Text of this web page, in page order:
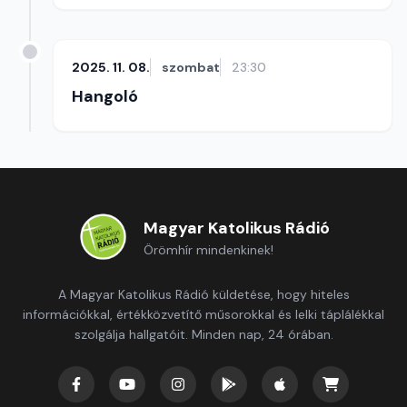
2025. 11. 08. szombat 23:30
Hangoló
Magyar Katolikus Rádió
Örömhír mindenkinek!
A Magyar Katolikus Rádió küldetése, hogy hiteles
információkkal, értékközvetítő műsorokkal és lelki táplálékkal
szolgálja hallgatóit. Minden nap, 24 órában.